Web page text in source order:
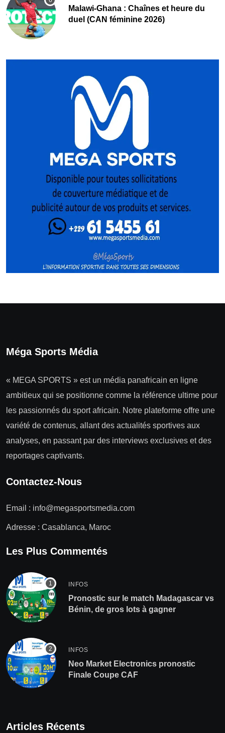
Malawi-Ghana : Chaînes et heure du
duel (CAN féminine 2026)
Méga Sports Média
« MEGA SPORTS » est un média panafricain en ligne
ambitieux qui se positionne comme la référence ultime pour
les passionnés du sport africain. Notre plateforme offre une
variété de contenus, allant des actualités sportives aux
analyses, en passant par des interviews exclusives et des
reportages captivants.
Contactez-Nous
Email : info@megasportsmedia.com
Adresse : Casablanca, Maroc
Les Plus Commentés
INFOS
Pronostic sur le match Madagascar vs
Bénin, de gros lots à gagner
INFOS
Neo Market Electronics pronostic
Finale Coupe CAF
Articles Récents